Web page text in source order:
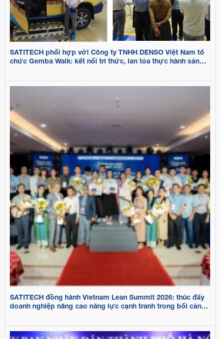
SATITECH phối hợp với Công ty TNHH DENSO Việt Nam tổ
chức Gemba Walk: kết nối tri thức, lan tỏa thực hành sản
SATITECH đồng hành Vietnam Lean Summit 2026: thúc đẩy
doanh nghiệp nâng cao năng lực cạnh tranh trong bối cảnh